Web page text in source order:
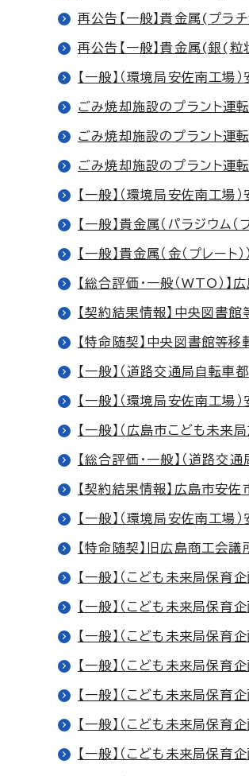
再公告【一般】貴金属(プラ
再公告【一般】貴金属(銀(
【一般】（環境局安佐南工場
ごみ焼却施設のプラント運
ごみ焼却施設のプラント運
ごみ焼却施設のプラント運
【一般】（環境局安佐南工場
【一般】貴金属（パラジウム（
【一般】貴金属（金（プレート
【総合評価・一般（WTO）
【契約結果情報】中央図書
【特命随契】中央図書館等
【一般】（道路交通局自転車
【一般】（環境局安佐南工
【一般】（広島市こども未
【総合評価・一般】（道路
【契約結果情報】広島市安
【一般】（環境局安佐南工場
【特命随契】旧広島商工会
【一般】（こども未来局保
【一般】（こども未来局保
【一般】（こども未来局保
【一般】（こども未来局保
【一般】（こども未来局保
【一般】（こども未来局保
【一般】（こども未来局保